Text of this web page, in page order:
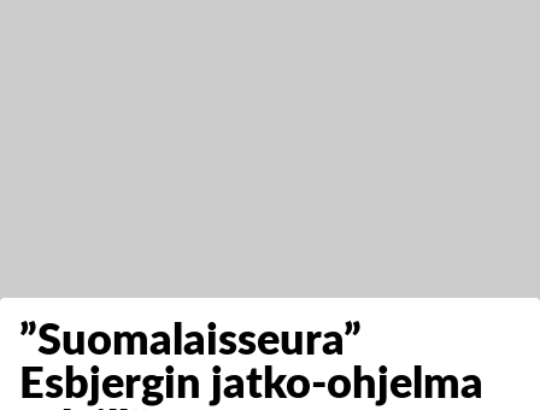
”Suomalaisseura”
Esbjergin jatko-ohjelma